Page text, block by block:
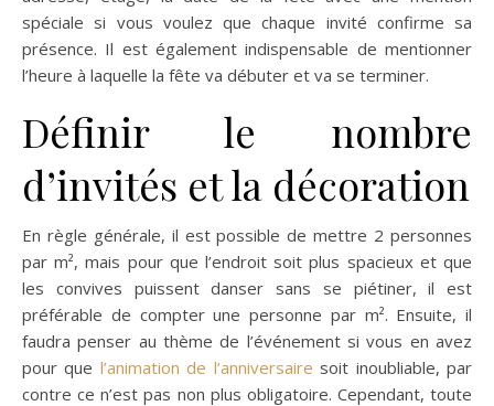
spéciale si vous voulez que chaque invité confirme sa
présence. Il est également indispensable de mentionner
l’heure à laquelle la fête va débuter et va se terminer.
Définir le nombre
d’invités et la décoration
En règle générale, il est possible de mettre 2 personnes
par m², mais pour que l’endroit soit plus spacieux et que
les convives puissent danser sans se piétiner, il est
préférable de compter une personne par m². Ensuite, il
faudra penser au thème de l’événement si vous en avez
pour que l’animation de l’anniversaire soit inoubliable, par
contre ce n’est pas non plus obligatoire. Cependant, toute